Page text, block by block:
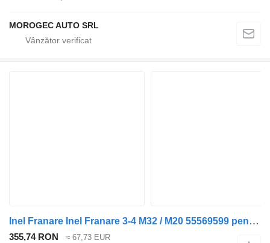
MOROGEC AUTO SRL
Inel Franare Inel Franare 3-4 M32 / M20 55569599 pentru automobil Alfa Romeo 159
355,74 RON ≈ 67,73 EUR